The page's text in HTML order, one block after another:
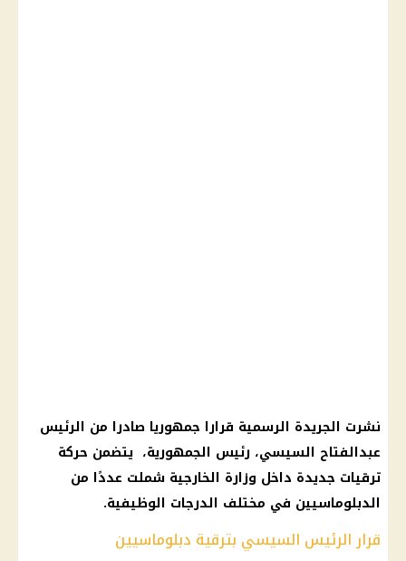
نشرت الجريدة الرسمية قرارا جمهوريا صادرا من الرئيس
عبدالفتاح السيسي، رئيس الجمهورية، يتضمن حركة
ترقيات جديدة داخل وزارة الخارجية شملت عددًا من
الدبلوماسيين في مختلف الدرجات الوظيفية.
قرار الرئيس السيسي بترقية دبلوماسيين